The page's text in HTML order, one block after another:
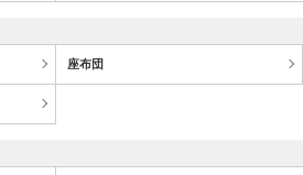
座布団